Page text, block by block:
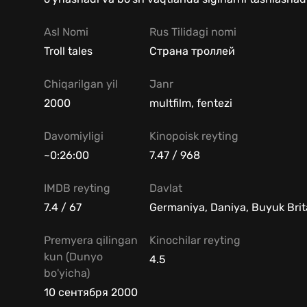
Asl Nomi
Troll tales
Rus Tilidagi nomi
Страна троллей
Chiqarilgan yil
2000
Janr
multfilm, fentezi
Davomiyligi
~0:26:00
Kinopoisk reyting
7.47 / 968
IMDB reyting
7.4 / 67
Davlat
Germaniya, Daniya, Buyuk
Premyera qilingan
kun (Dunyo
bo'yicha)
10 сентября 2000
Kinochilar reyting
4.5